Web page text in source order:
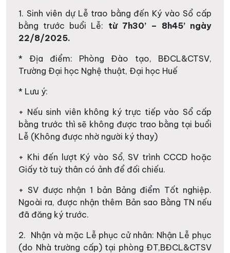
1. Sinh viên dự Lễ trao bằng đến Ký vào Sổ cấp
bằng trước buổi Lễ: từ 7h30’ – 8h45’ ngày
22/8/2025.
* Địa điểm: Phòng Đào tạo, BĐCL&CTSV,
Trường Đại học Nghệ thuật, Đại học Huế
* Lưu ý:
+ Nếu sinh viên không ký trực tiếp vào Sổ cấp
bằng trước thì sẽ không được trao bằng tại buổi
Lễ (Không được nhờ người ký thay)
+ Khi đến lượt Ký vào Sổ, SV trình CCCD hoặc
Giấy tờ tuỳ thân có ảnh để đối chiếu.
+ SV được nhận 1 bản Bảng điểm Tốt nghiệp.
Ngoài ra, được nhận thêm Bản sao Bằng TN nếu
đã đăng ký trước.
2. Nhận và mặc Lễ phục cử nhân: Nhận Lễ phục
(do Nhà trường cấp) tại phòng ĐT,BĐCL&CTSV